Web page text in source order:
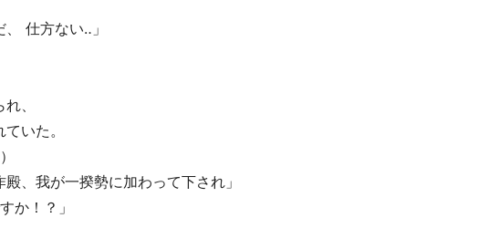
仕方ない‥」
、
いた。
我が一揆勢に加わって下され」
！？️」